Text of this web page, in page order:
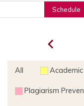
Schedule
All Academic
Plagiarism